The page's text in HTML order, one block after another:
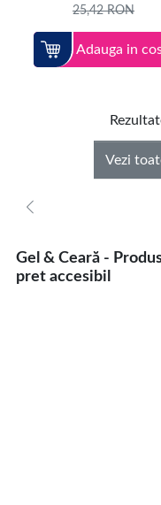
25,42RON
Adauga in
Vezi
Gel & Ceară -
pret accesibil